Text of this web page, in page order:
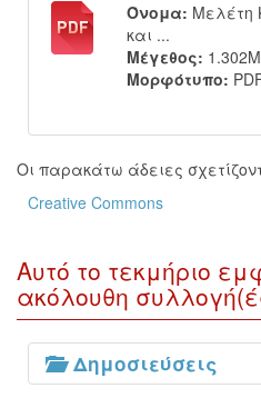
Όνομα: Μελέτη
και ...
Μέγεθος:
Μορφότυπο:
Οι παρακάτω άδειες
Creative Commons
Αυτό το τεκμήριο
ακόλουθη
Δημοσιεύσεις